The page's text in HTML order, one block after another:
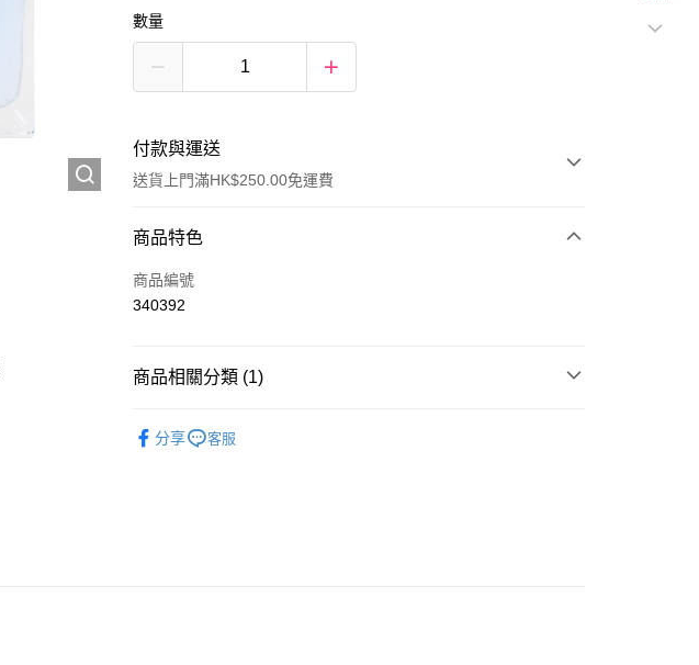
數量
付款與運送
送貨上門滿HK$250.00免運費
付款方式
信用卡
商品特色
商品編號
340392
商品相關分類 (1)
分享
客服